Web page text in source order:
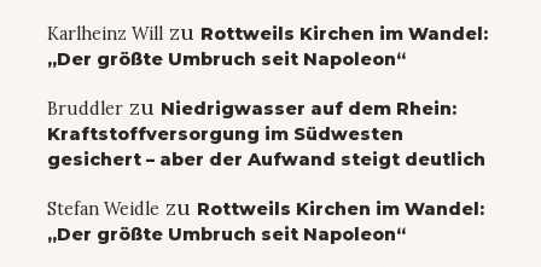
Karlheinz Will zu Rottweils Kirchen im Wandel:
„Der größte Umbruch seit Napoleon“
Bruddler zu Niedrigwasser auf dem Rhein:
Kraftstoffversorgung im Südwesten
gesichert – aber der Aufwand steigt deutlich
Stefan Weidle zu Rottweils Kirchen im Wandel:
„Der größte Umbruch seit Napoleon“